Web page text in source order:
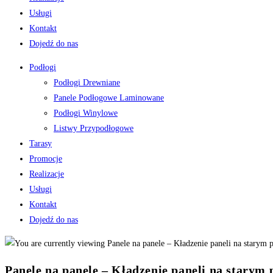
Usługi
Kontakt
Dojedź do nas
Podłogi
Podłogi Drewniane
Panele Podłogowe Laminowane
Podłogi Winylowe
Listwy Przypodłogowe
Tarasy
Promocje
Realizacje
Usługi
Kontakt
Dojedź do nas
Panele na panele – Kładzenie paneli na starym